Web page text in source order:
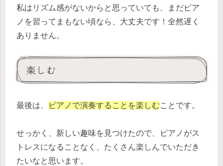
私はリズム感がないからと思っていても、まだピア
ノを習ってまもない頃なら、大丈夫です！全然遅く
ありません。
楽しむ
最後は、 ピアノで演奏することを楽しむことです。
せっかく、新しい趣味を見つけたので、ピアノがス
トレスになることなく、たくさん楽しんでいただき
たいなと思います。